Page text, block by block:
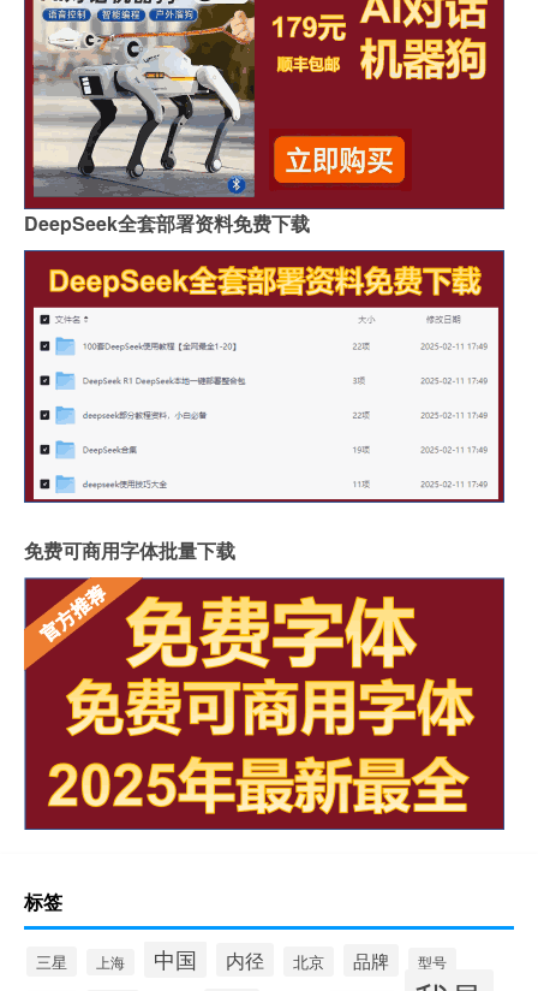
DeepSeek全套部署资料免费下载
免费可商用字体批量下载
标签
三星 上海 中国 内径 北京 品牌 型号